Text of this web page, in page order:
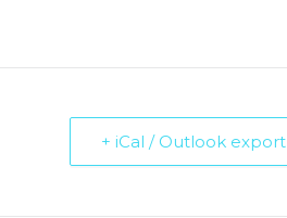
+ iCal / Outlook export